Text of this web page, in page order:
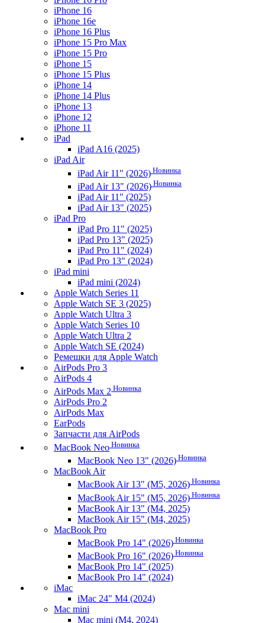
iPhone 16
iPhone 16e
iPhone 16 Plus
iPhone 15 Pro Max
iPhone 15 Pro
iPhone 15
iPhone 15 Plus
iPhone 14
iPhone 14 Plus
iPhone 13
iPhone 12
iPhone 11
iPad
iPad A16 (2025)
iPad Air
iPad Air 11" (2026) Новинка
iPad Air 13" (2026) Новинка
iPad Air 11" (2025)
iPad Air 13" (2025)
iPad Pro
iPad Pro 11" (2025)
iPad Pro 13" (2025)
iPad Pro 11" (2024)
iPad Pro 13" (2024)
iPad mini
iPad mini (2024)
Apple Watch Series 11
Apple Watch SE 3 (2025)
Apple Watch Ultra 3
Apple Watch Series 10
Apple Watch Ultra 2
Apple Watch SE (2024)
Ремешки для Apple Watch
AirPods Pro 3
AirPods 4
AirPods Max 2 Новинка
AirPods Pro 2
AirPods Max
EarPods
Запчасти для AirPods
MacBook Neo Новинка
MacBook Neo 13" (2026) Новинка
MacBook Air
MacBook Air 13" (M5, 2026) Новинка
MacBook Air 15" (M5, 2026) Новинка
MacBook Air 13" (M4, 2025)
MacBook Air 15" (M4, 2025)
MacBook Pro
MacBook Pro 14" (2026) Новинка
MacBook Pro 16" (2026) Новинка
MacBook Pro 14" (2025)
MacBook Pro 14" (2024)
iMac
iMac 24" M4 (2024)
Mac mini
Mac mini (M4, 2024)